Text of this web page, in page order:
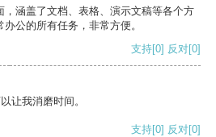
涵盖了文档、表格、演示文稿等各个方
公的所有任务，非常方便。
支持[0] 反对[0]
让我消磨时间。
支持[0] 反对[0]